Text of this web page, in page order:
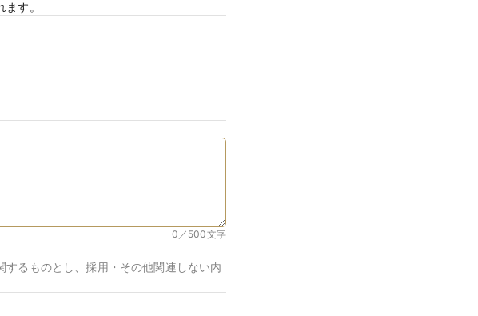
す。
0／500文字
るものとし、採用・その他関連しない内